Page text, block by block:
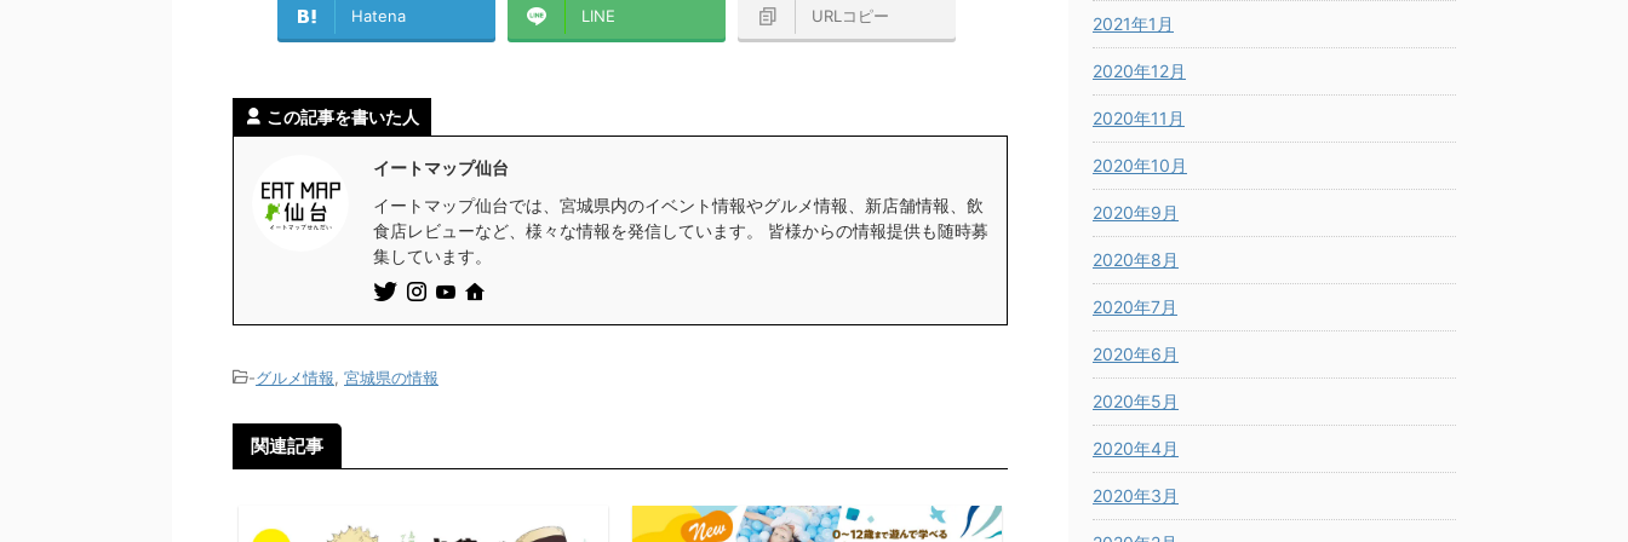
Hatena LINE URLコピー
この記事を書いた人
イートマップ仙台
イートマップ仙台では、宮城県内のイベント情報やグルメ情報、新店舗情報、飲
食店レビューなど、様々な情報を発信しています。 皆様からの情報提供も随時募
集しています。
-グルメ情報 宮城県の情報
関連記事
2021年1月
2020年12月
2020年11月
2020年10月
2020年9月
2020年8月
2020年7月
2020年6月
2020年5月
2020年4月
2020年3月